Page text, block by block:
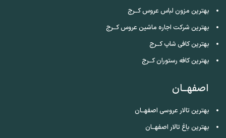
بهترین مزون لباس عروس کــرج
بهترین شرکت اجاره ماشین عروس کــرج
بهترین کافی شاپ کــرج
بهترین کافه رستوران کــرج
اصفهــان
بهترین تالار عروسی اصفهــان
بهترین باغ تالار اصفهــان